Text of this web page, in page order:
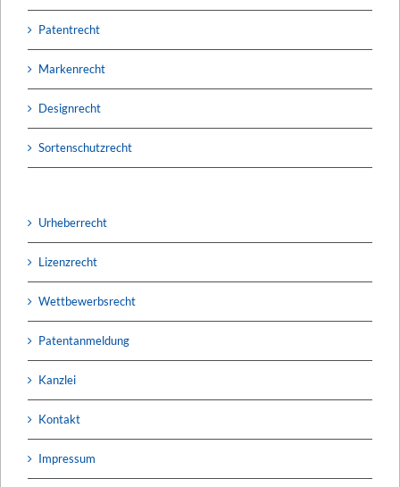
Patentrecht
Markenrecht
Designrecht
Sortenschutzrecht
Urheberrecht
Lizenzrecht
Wettbewerbsrecht
Patentanmeldung
Kanzlei
Kontakt
Impressum